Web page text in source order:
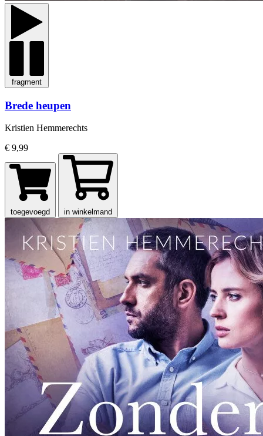
fragment
Brede heupen
Kristien Hemmerechts
€ 9,99
toegevoegd in winkelmand